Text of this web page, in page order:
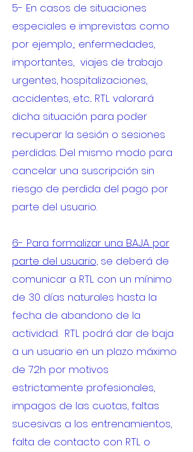
5- En casos de situaciones
especiales e imprevistas como
por ejemplo,; enfermedades,
importantes, viajes de trabajo
urgentes, hospitalizaciones,
accidentes, etc... RTL valorará
dicha situación para poder
recuperar la sesión o sesiones
perdidas. Del mismo modo para
cancelar una suscripción sin
riesgo de perdida del pago por
parte del usuario.
6- Para formalizar una BAJA por
parte del usuario, se deberá de
comunicar a RTL con un mínimo
de 30 días naturales hasta la
fecha de abandono de la
actividad. RTL podrá dar de baja
a un usuario en un plazo máximo
de 72h por motivos
estrictamente profesionales,
impagos de las cuotas, faltas
sucesivas a los entrenamientos,
falta de contacto con RTL o